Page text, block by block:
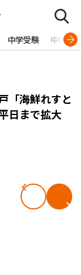
中学受験 中学生
「海鮮れすと
日まで拡大